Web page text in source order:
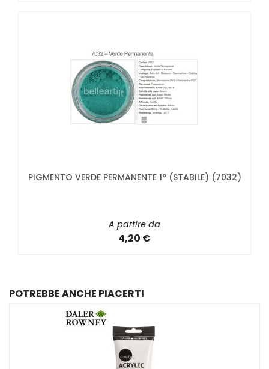
PIGMENTO VERDE PERMANENTE 1° (STABILE) (7032)
A partire da
4,20 €
POTREBBE ANCHE PIACERTI